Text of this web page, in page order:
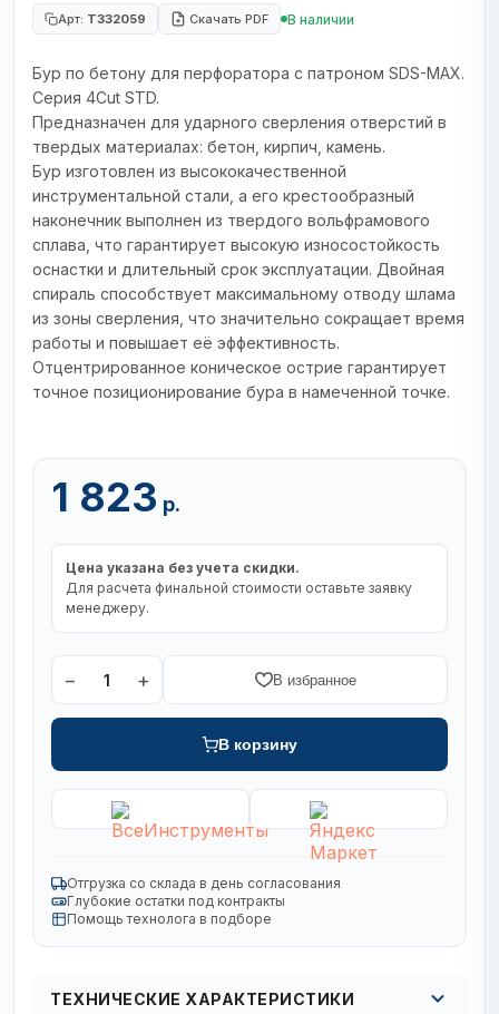
Арт: T332059 Скачать PDF В наличии
Бур по бетону для перфоратора с патроном SDS-MAX.
Серия 4Cut STD.
Предназначен для ударного сверления отверстий в
твердых материалах: бетон, кирпич, камень.
Бур изготовлен из высококачественной
инструментальной стали, а его крестообразный
наконечник выполнен из твердого вольфрамового
сплава, что гарантирует высокую износостойкость
оснастки и длительный срок эксплуатации. Двойная
спираль способствует максимальному отводу шлама
из зоны сверления, что значительно сокращает время
работы и повышает её эффективность.
Отцентрированное коническое острие гарантирует
точное позиционирование бура в намеченной точке.
1 823 р.
Цена указана без учета скидки.
Для расчета финальной стоимости оставьте заявку
менеджеру.
− 1 + В избранное
В корзину
Отгрузка со склада в день согласования
Глубокие остатки под контракты
Помощь технолога в подборе
ТЕХНИЧЕСКИЕ ХАРАКТЕРИСТИКИ